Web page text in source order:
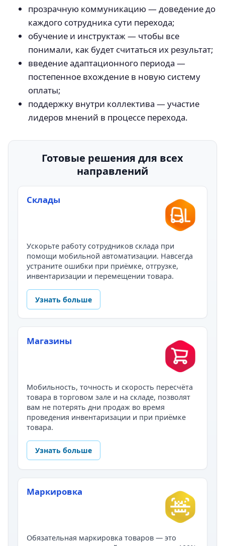
прозрачную коммуникацию — доведение до
каждого сотрудника сути перехода;
обучение и инструктаж — чтобы все
понимали, как будет считаться их результат;
введение адаптационного периода —
постепенное вхождение в новую систему
оплаты;
поддержку внутри коллектива — участие
лидеров мнений в процессе перехода.
Готовые решения для всех
направлений
Склады
Ускорьте работу сотрудников склада при
помощи мобильной автоматизации. Навсегда
устраните ошибки при приёмке, отгрузке,
инвентаризации и перемещении товара.
Узнать больше
Магазины
Мобильность, точность и скорость пересчёта
товара в торговом зале и на складе, позволят
вам не потерять дни продаж во время
проведения инвентаризации и при приёмке
товара.
Узнать больше
Маркировка
Обязательная маркировка товаров — это